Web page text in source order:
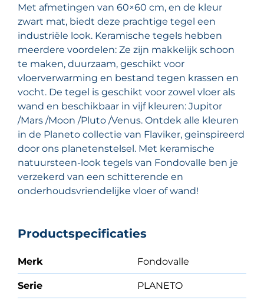
Met afmetingen van 60×60 cm, en de kleur
zwart mat, biedt deze prachtige tegel een
industriële look. Keramische tegels hebben
meerdere voordelen: Ze zijn makkelijk schoon
te maken, duurzaam, geschikt voor
vloerverwarming en bestand tegen krassen en
vocht. De tegel is geschikt voor zowel vloer als
wand en beschikbaar in vijf kleuren: Jupitor
/Mars /Moon /Pluto /Venus. Ontdek alle kleuren
in de Planeto collectie van Flaviker, geïnspireerd
door ons planetenstelsel. Met keramische
natuursteen-look tegels van Fondovalle ben je
verzekerd van een schitterende en
onderhoudsvriendelijke vloer of wand!
Productspecificaties
Merk Fondovalle
Serie PLANETO